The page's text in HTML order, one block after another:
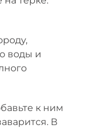
воды и
к ним
В